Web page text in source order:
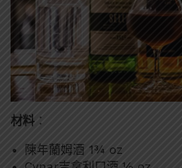
材料 ：
陳年蘭姆酒 1¾ oz